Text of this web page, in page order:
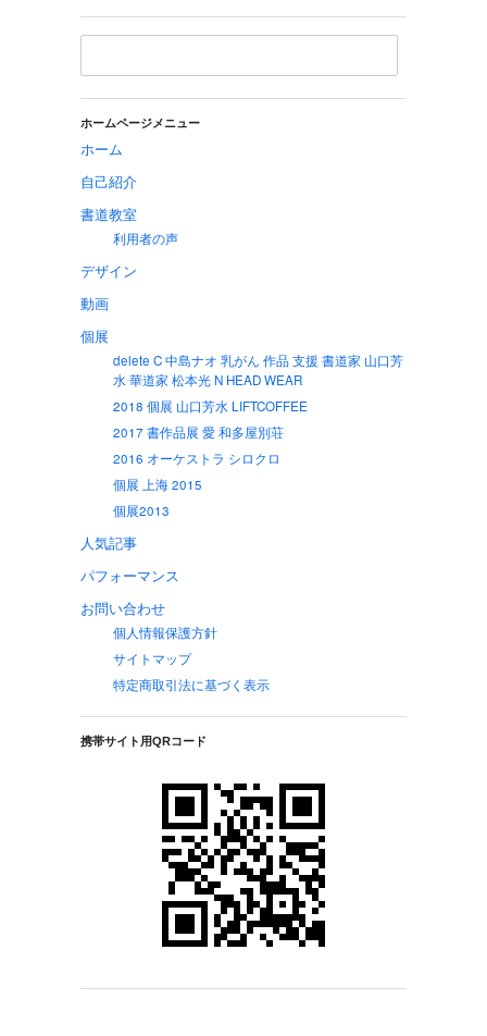
ホームページメニュー
ホーム
自己紹介
書道教室
利用者の声
デザイン
動画
個展
delete C 中島ナオ 乳がん 作品 支援 書道家 山口芳
水 華道家 松本光 N HEAD WEAR
2018 個展 山口芳水 LIFTCOFFEE
2017 書作品展 愛 和多屋別荘
2016 オーケストラ シロクロ
個展 上海 2015
個展2013
人気記事
パフォーマンス
お問い合わせ
個人情報保護方針
サイトマップ
特定商取引法に基づく表示
携帯サイト用QRコード